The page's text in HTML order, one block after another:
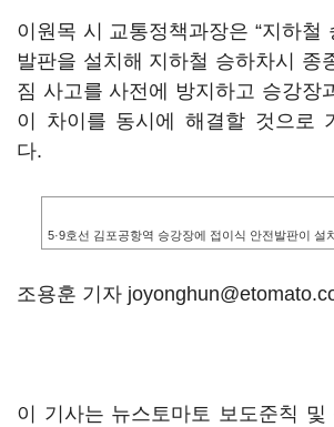
이원목 시 교통정책과장은 “지하철
발판을 설치해 지하철 승하차시 종
짐 사고를 사전에 방지하고 승강장
이 차이를 동시에 해결할 것으로
다.
5·9호선 김포공항역 승강장에 접이식 안전발판이 설
조용훈 기자
이 기사는 뉴스토마토 보도준칙 및